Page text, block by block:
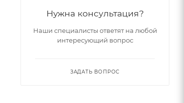
Нужна консультация?
Наши специалисты ответят на любой
интересующий вопрос
ЗАДАТЬ ВОПРОС